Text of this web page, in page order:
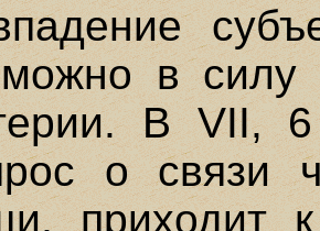
в силу
В VII, 6
о связи
приходит